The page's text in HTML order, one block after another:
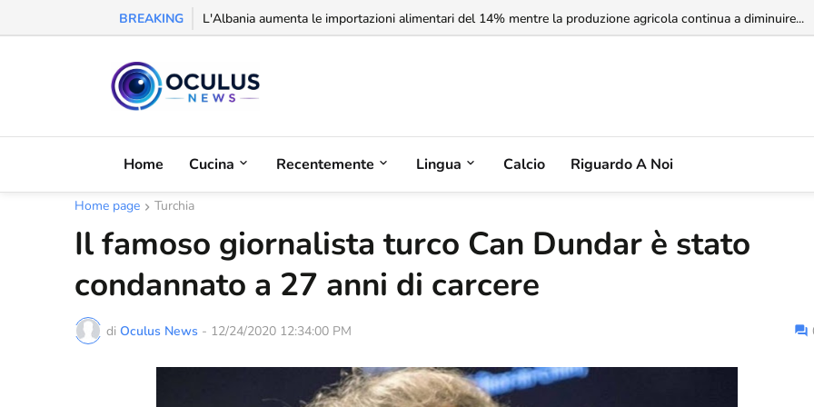
BREAKING L'Albania aumenta le importazioni alimentari del 14% mentre la produzione agricola continua a diminuire...
Home Cucina Recentemente Lingua Calcio Riguardo A Noi
Home page Turchia
Il famoso giornalista turco Can Dundar è stato
condannato a 27 anni di carcere
di Oculus News - 12/24/2020 12:34:00 PM